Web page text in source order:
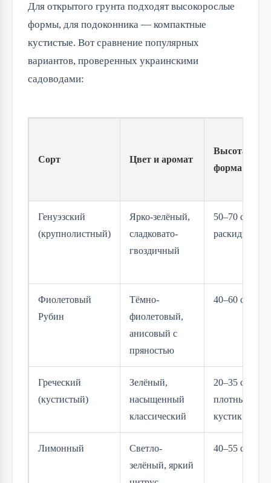
Для открытого грунта подходят высокорослые
формы, для подоконника — компактные
кустистые. Вот сравнение популярных
вариантов, проверенных украинскими
садоводами:
Сорт Цвет и аромат
Высота /
форма
Генуэзский
(крупнолистный)
Ярко-зелёный,
сладковато-
гвоздичный
50–70 см,
раскидистый
Фиолетовый
Рубин
Тёмно-
фиолетовый,
анисовый с
пряностью
40–60 см
Греческий
(кустистый)
Зелёный,
насыщенный
классический
20–35 см,
плотный
кустик
Лимонный
Светло-
зелёный, яркий
40–55 см